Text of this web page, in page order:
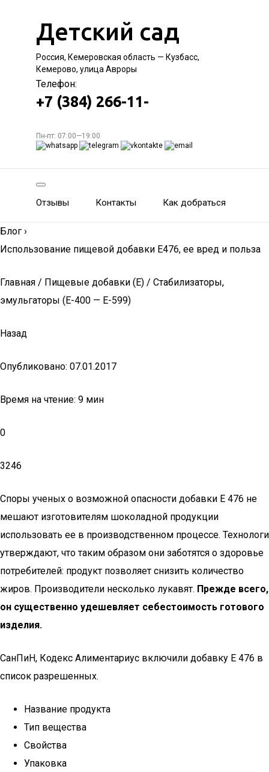
Детский сад
Россия, Кемеровская область — Кузбасс,
Кемерово, улица Авроры
Телефон:
+7 (384) 266-11-
Пн-пт: 07:00—19:00
Отзывы Контакты Как добраться
Блог ›
Использование пищевой добавки Е476, ее вред и польза
Главная / Пищевые добавки (Е) / Стабилизаторы,
эмульгаторы (Е-400 — Е-599)
Назад
Опубликовано: 07.01.2017
Время на чтение: 9 мин
0
3246
Споры ученых о возможной опасности добавки E 476 не
мешают изготовителям шоколадной продукции
использовать ее в производственном процессе. Технологи
утверждают, что таким образом они заботятся о здоровье
потребителей: продукт позволяет снизить количество
жиров. Производители несколько лукавят. Прежде всего,
он существенно удешевляет себестоимость готового
изделия.
СанПиН, Кодекс Алиментариус включили добавку Е 476 в
список разрешенных.
Название продукта
Тип вещества
Свойства
Упаковка